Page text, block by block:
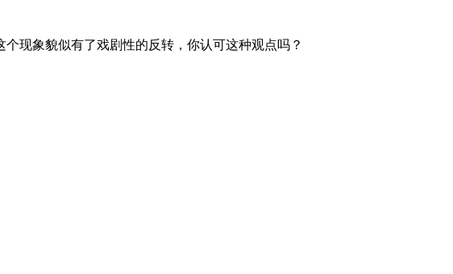
现象貌似有了戏剧性的反转，你认可这种观点吗？